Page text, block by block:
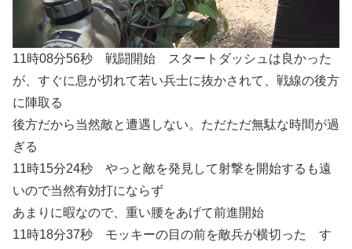
11時08分56秒 戦闘開始 スタートダッシュは良かった
が、すぐに息が切れて若い兵士に抜かされて、戦線の後方
に陣取る
後方だから当然敵と遭遇しない。ただただ無駄な時間が過
ぎる
11時15分24秒 やっと敵を発見して射撃を開始するも遠
いので当然有効打にならず
あまりに暇なので、重い腰をあげて前進開始
11時18分37秒 モッキーの目の前を敵兵が横切った す